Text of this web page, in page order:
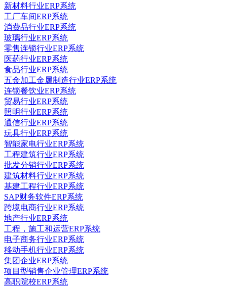
新材料行业ERP系统
工厂车间ERP系统
消费品行业ERP系统
玻璃行业ERP系统
零售连锁行业ERP系统
医药行业ERP系统
食品行业ERP系统
五金加工金属制造行业ERP系统
连锁餐饮业ERP系统
贸易行业ERP系统
照明行业ERP系统
通信行业ERP系统
玩具行业ERP系统
智能家电行业ERP系统
工程建筑行业ERP系统
批发分销行业ERP系统
建筑材料行业ERP系统
基建工程行业ERP系统
SAP财务软件ERP系统
跨境电商行业ERP系统
地产行业ERP系统
工程，施工和运营ERP系统
电子商务行业ERP系统
移动手机行业ERP系统
集团企业ERP系统
项目型销售企业管理ERP系统
高职院校ERP系统